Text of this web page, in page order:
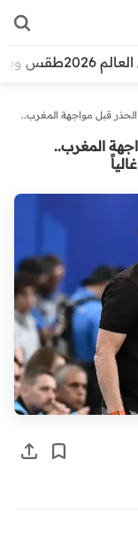
2026 طقس
قبل مواجهة المغرب..
المغرب..